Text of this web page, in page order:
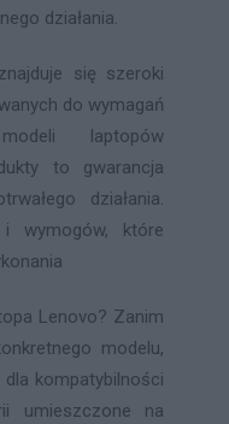
działania.
się szeroki
do wymagań
laptopów
to gwarancja
działania.
wymogów, które
Lenovo? Zanim
modelu,
kompatybilności
umieszczone na